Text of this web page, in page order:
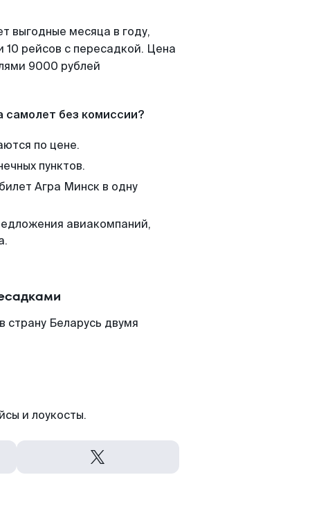
выгодные месяца в году,
рейсов с пересадкой. Цена
9000 рублей
самолет без комиссии?
по цене.
пунктов.
Агра Минск в одну
авиакомпаний,
Беларусь двумя
и лоукосты.